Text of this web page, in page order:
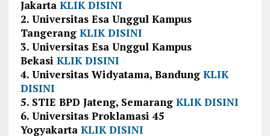
Jakarta KLIK DISINI
2. Universitas Esa Unggul Kampus
Tangerang KLIK DISINI
3. Universitas Esa Unggul Kampus
Bekasi KLIK DISINI
4. Universitas Widyatama, Bandung KLIK
DISINI
5. STIE BPD Jateng, Semarang KLIK DISINI
6. Universitas Proklamasi 45
Yogyakarta KLIK DISINI